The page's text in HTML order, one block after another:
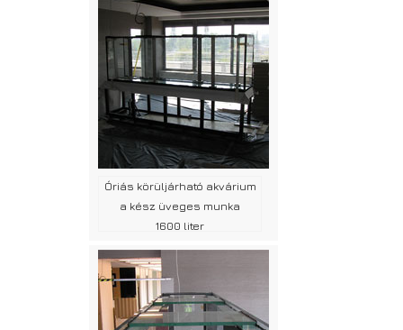
Óriás körüljárható akvárium
a kész üveges munka
1600 liter